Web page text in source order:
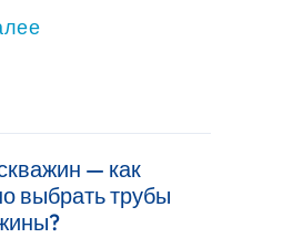
— как
выбрать трубы